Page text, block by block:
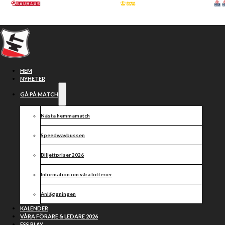
Hoppa till huvudinnehåll
HEM
NYHETER
GÅ PÅ MATCH
Nästa hemmamatch
Speedwaybussen
Biljettpriser 2026
Information om våra lotterier
Anläggningen
KALENDER
VÅRA FÖRARE & LEDARE 2026
Regerande mästarna på
besök i Eskilstuna